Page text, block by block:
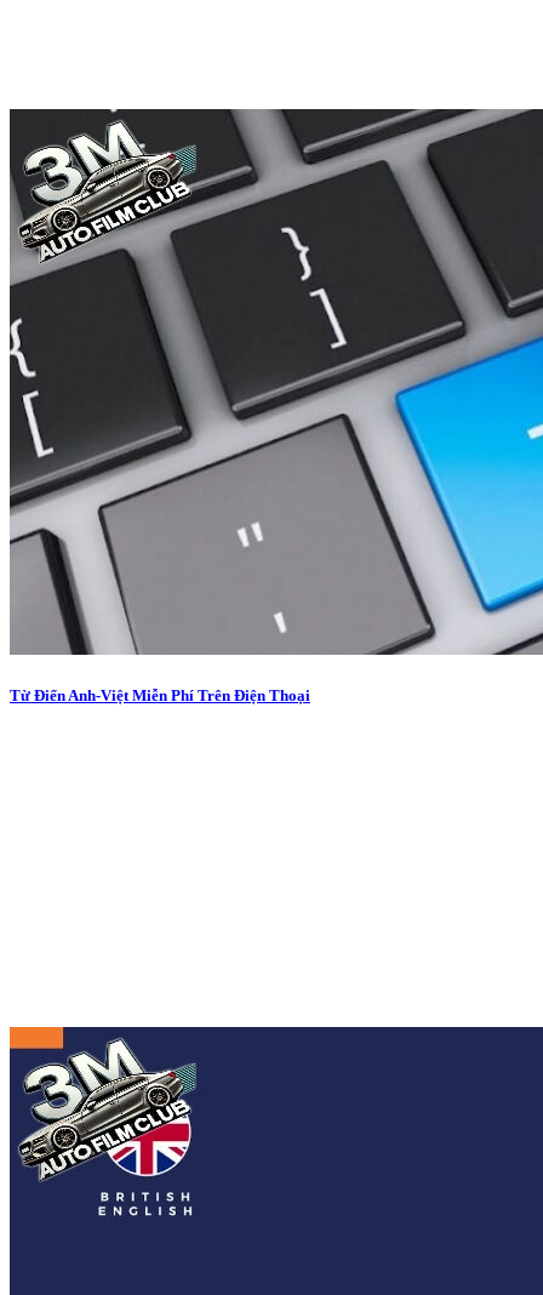
Từ Điển Anh-Việt Miễn Phí Trên Điện Thoại